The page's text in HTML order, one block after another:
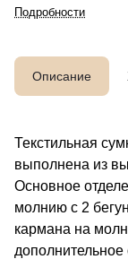
Подробности
Описание
Текстильная
выполнена из
Основное
молнию с 2
кармана на